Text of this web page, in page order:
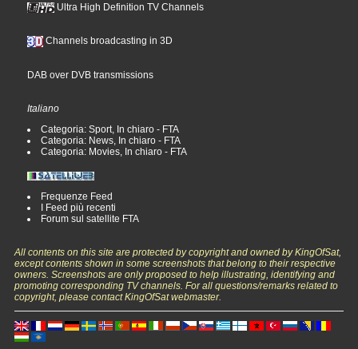
Ultra High Definition TV Channels
Channels broadcasting in 3D
DAB over DVB transmissions
Italiano
Categoria: Sport, In chiaro - FTA
Categoria: News, In chiaro - FTA
Categoria: Movies, In chiaro - FTA
Frequenze Feed
I Feed più recenti
Forum sul satellite FTA
All contents on this site are protected by copyright and owned by KingOfSat,
except contents shown in some screenshots that belong to their respective
owners. Screenshots are only proposed to help illustrating, identifying and
promoting corresponding TV channels. For all questions/remarks related to
copyright, please contact KingOfSat webmaster.